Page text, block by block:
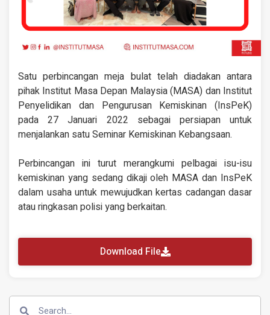
Satu perbincangan meja bulat telah diadakan antara
pihak Institut Masa Depan Malaysia (MASA) dan Institut
Penyelidikan dan Pengurusan Kemiskinan (InsPeK)
pada 27 Januari 2022 sebagai persiapan untuk
menjalankan satu Seminar Kemiskinan Kebangsaan.
Perbincangan ini turut merangkumi pelbagai isu-isu
kemiskinan yang sedang dikaji oleh MASA dan InsPeK
dalam usaha untuk mewujudkan kertas cadangan dasar
atau ringkasan polisi yang berkaitan.
Download File